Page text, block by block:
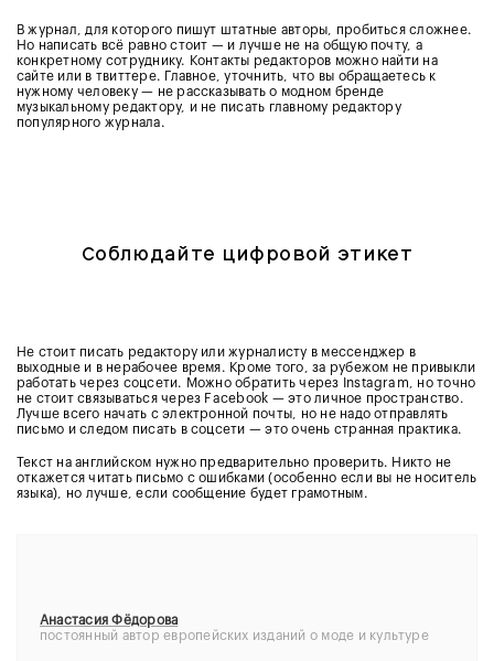
В журнал, для которого пишут штатные авторы, пробиться сложнее.
Но написать всё равно стоит — и лучше не на общую почту, а
конкретному сотруднику. Контакты редакторов можно найти на
сайте или в твиттере. Главное, уточнить, что вы обращаетесь к
нужному человеку — не рассказывать о модном бренде
музыкальному редактору, и не писать главному редактору
популярного журнала.
Соблюдайте цифровой этикет
Не стоит писать редактору или журналисту в мессенджер в
выходные и в нерабочее время. Кроме того, за рубежом не привыкли
работать через соцсети. Можно обратить через Instagram, но точно
не стоит связываться через Facebook — это личное пространство.
Лучше всего начать с электронной почты, но не надо отправлять
письмо и следом писать в соцсети — это очень странная практика.
Текст на английском нужно предварительно проверить. Никто не
откажется читать письмо с ошибками (особенно если вы не носитель
языка), но лучше, если сообщение будет грамотным.
Анастасия Фёдорова
постоянный автор европейских изданий о моде и культуре